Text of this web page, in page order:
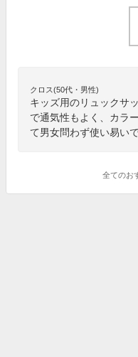
クロス(50代・男性)
キッズ用のリュックサ
で通気性もよく、カラ
て男女問わず使い易いで
全てのお